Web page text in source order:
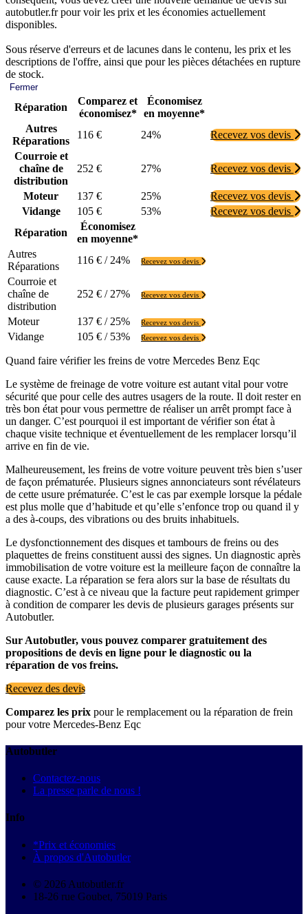
autobutler.fr pour voir les prix et les économies actuellement
disponibles.
Sous réserve d'erreurs et de lacunes dans le contenu, les prix et les
descriptions de l'offre, ainsi que pour les pièces détachées en rupture
de stock.
Fermer
Réparation
Comparez et
économisez*
Économisez
en moyenne*
Autres
Réparations
116 € 24%
Recevez vos devis
Courroie et
chaîne de
distribution
252 € 27% Recevez vos devis
Moteur 137 € 25%
Recevez vos devis
Vidange
105 € 53%
Recevez vos devis
Réparation
Économisez
en moyenne*
Autres
Réparations
116 € / 24% Recevez vos devis
Courroie et
chaîne de
distribution
252 € / 27% Recevez vos devis
Moteur 137 € / 25% Recevez vos devis
Vidange 105 € / 53% Recevez vos devis
Quand faire vérifier les freins de votre Mercedes Benz Eqc
Le système de freinage de votre voiture est autant vital pour votre
sécurité que pour celle des autres usagers de la route. Il doit rester en
très bon état pour vous permettre de réaliser un arrêt prompt face à
un danger. C’est pourquoi il est important de vérifier son état à
chaque visite technique et éventuellement de les remplacer lorsqu’il
arrive en fin de vie.
Malheureusement, les freins de votre voiture peuvent très bien s’user
de façon prématurée. Plusieurs signes annonciateurs sont révélateurs
de cette usure prématurée. C’est le cas par exemple lorsque la pédale
est plus molle que d’habitude et qu’elle s’enfonce trop ou quand il y
a des à-coups, des vibrations ou des bruits inhabituels.
Le dysfonctionnement des disques et tambours de freins ou des
plaquettes de freins constituent aussi des signes. Un diagnostic après
immobilisation de votre voiture est la meilleure façon de connaître la
cause exacte. La réparation se fera alors sur la base de résultats du
diagnostic. C’est à ce niveau que la facture peut rapidement grimper
à condition de comparer les devis de plusieurs garages présents sur
Autobutler.
Sur Autobutler, vous pouvez comparer gratuitement des
propositions de devis en ligne pour le diagnostic ou la
réparation de vos freins.
Recevez des devis
Comparez les prix pour le remplacement ou la réparation de frein
pour votre Mercedes-Benz Eqc
Autobutler
Contactez-nous
La presse parle de nous !
Info
*Prix et économies
À propos d'Autobutler
© 2026 Autobutler.fr
18-26 rue Goubet, 75019 Paris